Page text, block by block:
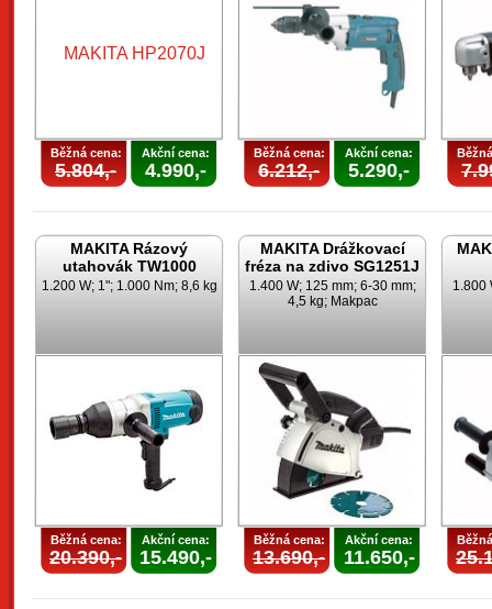
Běžná cena:
5.804,-
Akční cena:
4.990,-
Běžná cena:
6.212,-
Akční cena:
5.290,-
MAKITA Rázový
utahovák TW1000
1.200 W; 1"; 1.000 Nm; 8,6 kg
Běžná cena:
20.390,-
Akční cena:
15.490,-
MAKITA Drážkovací
fréza na zdivo SG1251J
1.400 W; 125 mm; 6-30 mm;
4,5 kg; Makpac
Běžná cena:
13.690,-
Akční cena:
11.650,-
1.800